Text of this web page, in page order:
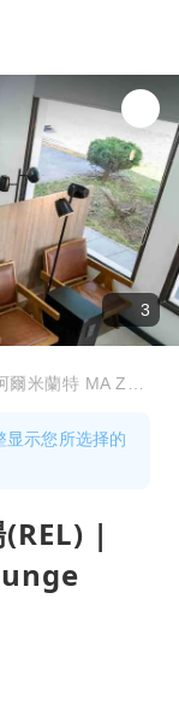
3
显示您所选择的
|